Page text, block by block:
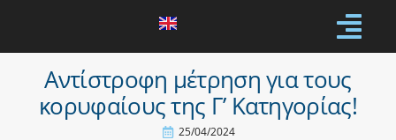
Αντίστροφη μέτρηση για τους
κορυφαίους της Γ’ Κατηγορίας!
25/04/2024